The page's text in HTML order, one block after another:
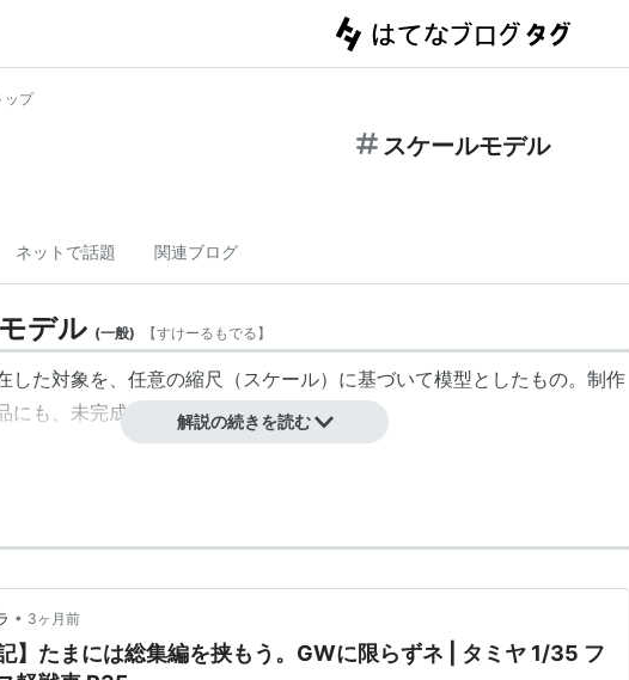
ップ
スケールモデル
ネットで話題 関連ブログ
デル (一般) 【すけーるもでる】
した対象を、任意の縮尺（スケール）に基づいて模型としたもの。制作
にも、未完成のキットにも適用される呼称。
解説の続きを読む
• 3ヶ月前
記】たまには総集編を挟もう。GWに限らずネ | タミヤ 1/35 フ